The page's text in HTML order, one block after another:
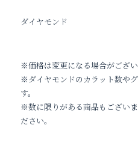
ダイヤモンド
※価格は変更になる場合がござい
※ダイヤモンドのカラット数や
す。
※数に限りがある商品もござい
ださい。